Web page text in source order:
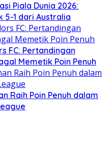
Piala Dunia 2026:
5-1 dari Australia
FC: Pertandingan
Memetik Poin Penuh
Raih Poin Penuh dalam